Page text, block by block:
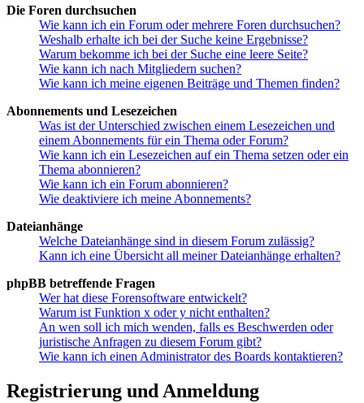
Die Foren durchsuchen
Wie kann ich ein Forum oder mehrere Foren durchsuchen?
Weshalb erhalte ich bei der Suche keine Ergebnisse?
Warum bekomme ich bei der Suche eine leere Seite?
Wie kann ich nach Mitgliedern suchen?
Wie kann ich meine eigenen Beiträge und Themen finden?
Abonnements und Lesezeichen
Was ist der Unterschied zwischen einem Lesezeichen und
einem Abonnements für ein Thema oder Forum?
Wie kann ich ein Lesezeichen auf ein Thema setzen oder ein
Thema abonnieren?
Wie kann ich ein Forum abonnieren?
Wie deaktiviere ich meine Abonnements?
Dateianhänge
Welche Dateianhänge sind in diesem Forum zulässig?
Kann ich eine Übersicht all meiner Dateianhänge erhalten?
phpBB betreffende Fragen
Wer hat diese Forensoftware entwickelt?
Warum ist Funktion x oder y nicht enthalten?
An wen soll ich mich wenden, falls es Beschwerden oder
juristische Anfragen zu diesem Forum gibt?
Wie kann ich einen Administrator des Boards kontaktieren?
Registrierung und Anmeldung